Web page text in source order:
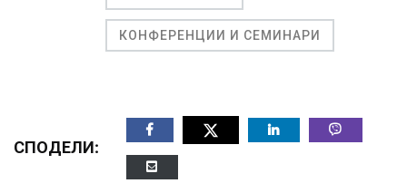
КОНФЕРЕНЦИИ И СЕМИНАРИ
СПОДЕЛИ: